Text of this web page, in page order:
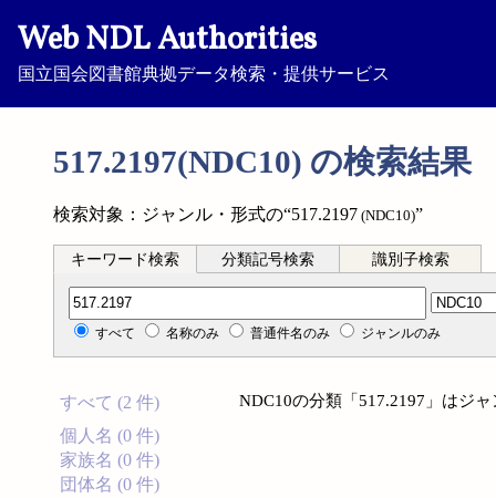
Web NDL Authorities
国立国会図書館典拠データ検索・提供サービス
517.2197(NDC10) の検索結果
検索対象：ジャンル・形式の“517.2197 (NDC10)”
キーワード検索 分類記号検索 識別子検索
分類記号検索
すべて 名称のみ 普通件名のみ ジャンルのみ
すべて (2 件)
個人名 (0 件)
家族名 (0 件)
団体名 (0 件)
NDC10の分類「517.2197」はジ